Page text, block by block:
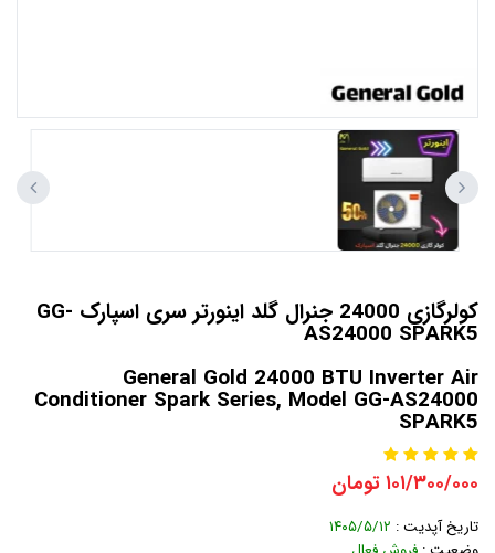
کولرگازی 24000 جنرال گلد اینورتر سری اسپارک GG-
AS24000 SPARK5
General Gold 24000 BTU Inverter Air
Conditioner Spark Series, Model GG-AS24000
SPARK5
۱۰۱/۳۰۰/۰۰۰ تومان
تاریخ آپدیت : ۱۴۰۵/۵/۱۲